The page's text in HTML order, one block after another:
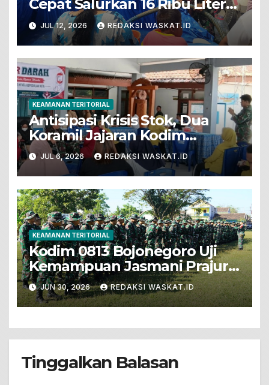
Cepat Salurkan 16 Ribu Liter
Air Bersih Untuk Warga
Terdampak Kekeringan
JUL 12, 2026 REDAKSI WASKAT.ID
KEAMANAN TERITORIAL
Antisipasi Krisis Stok, Dua
Koramil Jajaran Kodim
Bojonegoro Gelar Bakti Sosial
Donor Darah
JUL 6, 2026 REDAKSI WASKAT.ID
KEAMANAN TERITORIAL
Kodim 0813 Bojonegoro Uji
Kemampuan Jasmani Prajurit
Dengan PSJM Sistem Blok
JUN 30, 2026 REDAKSI WASKAT.ID
Tinggalkan Balasan